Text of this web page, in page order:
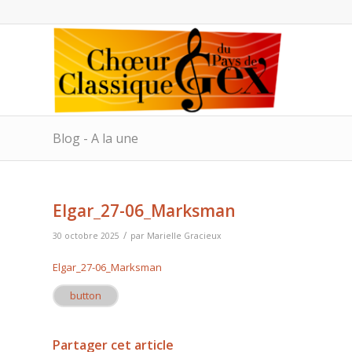
Blog - A la une
Elgar_27-06_Marksman
30 octobre 2025 / par Marielle Gracieux
Elgar_27-06_Marksman
button
Partager cet article